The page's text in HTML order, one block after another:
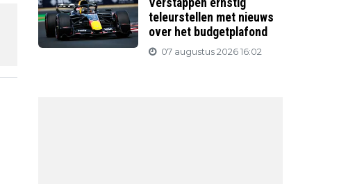
Verstappen ernstig
teleurstellen met nieuws
over het budgetplafond
07 augustus 2026 16:02